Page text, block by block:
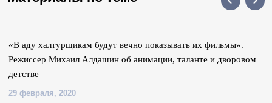
«В аду халтурщикам будут вечно показывать их фильмы».
Режиссер Михаил Алдашин об анимации, таланте и дворовом
детстве
29 февраля, 2020